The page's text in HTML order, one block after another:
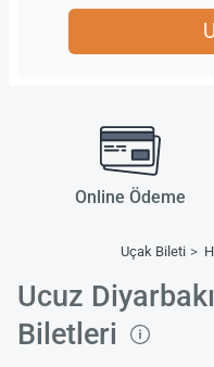
Online Ödeme
Uçak Bileti
Ucuz
Biletleri